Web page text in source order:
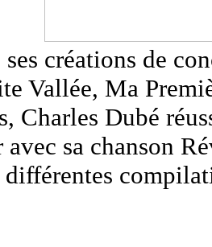
créations de
Vallée, Ma
Charles Dubé
sa chanson
différentes